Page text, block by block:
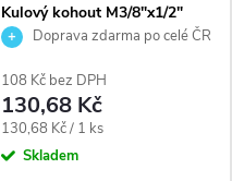
Kulový kohout M3/8"x1/2"
zahradní, závitový, páka, voda,
Doprava zdarma po celé ČR
108 Kč bez DPH
130,68 Kč
Měrná
cena:
130,68 Kč / 1 ks
Skladem